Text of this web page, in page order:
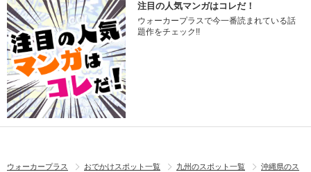
注目の人気マンガはコレだ！
ウォーカープラスで今一番読まれている話
題作をチェック!!
ウォーカープラス おでかけスポット一覧 九州のスポット一覧
沖縄県のス